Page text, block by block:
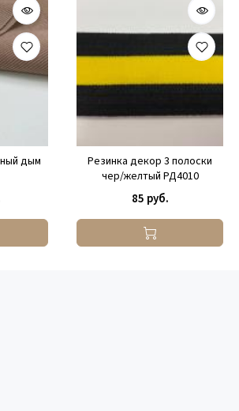
дым
Резинка декор 3 полоски
чер/желтый РД4010
85 руб.